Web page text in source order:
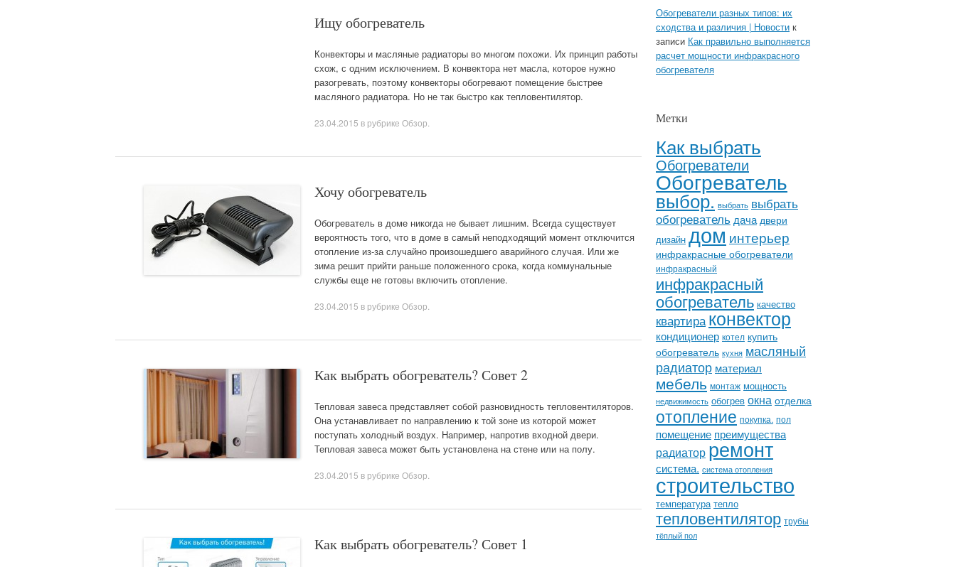
Ищу обогреватель
Конвекторы и масляные радиаторы во многом похожи. Их принцип работы
схож, с одним исключением. В конвектора нет масла, которое нужно
разогревать, поэтому конвекторы обогревают помещение быстрее
масляного радиатора. Но не так быстро как тепловентилятор.
23.04.2015 в рубрике Обзор
Хочу обогреватель
Обогреватель в доме никогда не бывает лишним. Всегда существует
вероятность того, что в доме в самый неподходящий момент отключится
отопление из-за случайно произошедшего аварийного случая. Или же
зима решит прийти раньше положенного срока, когда коммунальные
службы еще не готовы включить отопление.
23.04.2015 в рубрике Обзор
Как выбрать обогреватель? Совет 2
Тепловая завеса представляет собой разновидность тепловентиляторов.
Она устанавливает по направлению к той зоне из которой может
поступать холодный воздух. Например, напротив входной двери.
Тепловая завеса может быть установлена на стене или на полу.
23.04.2015 в рубрике Обзор
Как выбрать обогреватель? Совет 1
Обогреватели разных типов: их
сходства и различия | Новости к
записи Как правильно выполняется
расчет мощности инфракрасного
обогревателя
Метки
Как выбрать
Обогреватели
Обогреватель
выбор. выбрать выбрать
обогреватель дача двери
дизайн доминтерьер
инфракрасные обогреватели
инфракрасный
инфракрасный
обогреватель качество
квартираконвектор
кондиционер котел купить
обогреватель кухня масляный
радиатор материал
мебель монтаж мощность
недвижимость обогрев окна отделка
отопление покупка. пол
помещение преимущества
радиаторремонт
система. система отопления
строительство
температура тепло
тепловентилятор трубы
тёплый пол